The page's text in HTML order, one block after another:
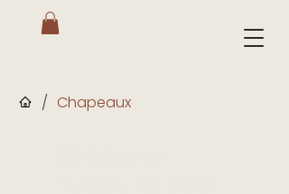
/ Chapeaux